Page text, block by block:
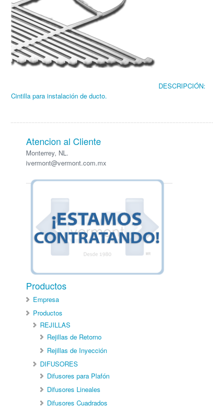
DESCRIPCIÓN:
Cintilla para instalación de ducto.
Atencion al Cliente
Monterrey, NL.
ivermont@vermont.com.mx
Productos
Empresa
Productos
REJILLAS
Rejillas de Retorno
Rejillas de Inyección
DIFUSORES
Difusores para Plafón
Difusores Lineales
Difusores Cuadrados